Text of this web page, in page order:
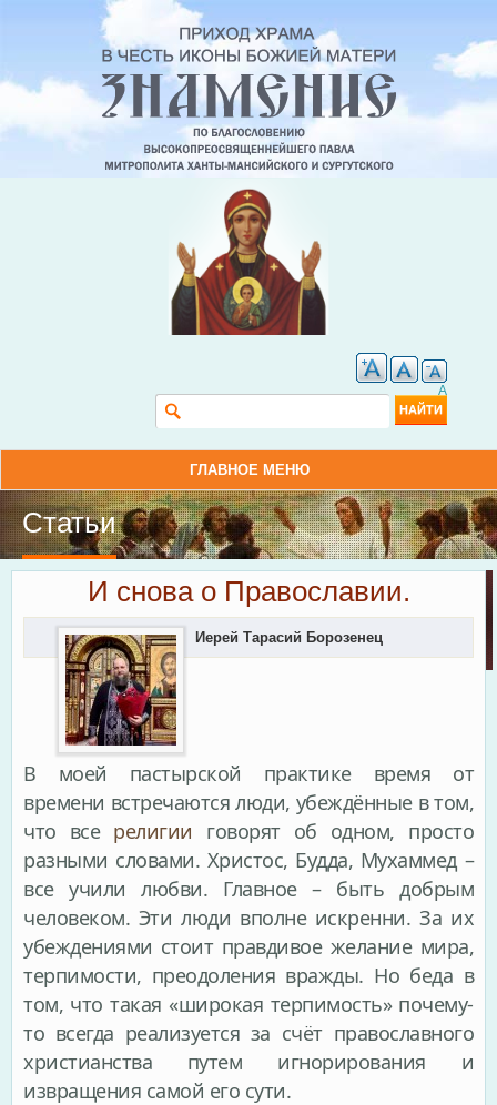
A
Форма поиска
ГЛАВНОЕ МЕНЮ
Статьи
И снова о Православии.
Иерей Тарасий Борозенец
В моей пастырской практике время от
времени встречаются люди, убеждённые в том,
что все религии говорят об одном, просто
разными словами. Христос, Будда, Мухаммед –
все учили любви. Главное – быть добрым
человеком. Эти люди вполне искренни. За их
убеждениями стоит правдивое желание мира,
терпимости, преодоления вражды. Но беда в
том, что такая «широкая терпимость» почему-
то всегда реализуется за счёт православного
христианства путем игнорирования и
извращения самой его сути.